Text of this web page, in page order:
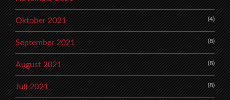
Oktober 2021 (4)
September 2021 (8)
August 2021 (8)
Juli 2021 (8)